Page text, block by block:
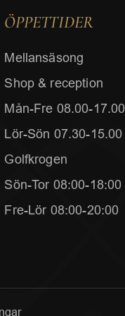
ÖPPETTIDER
Mellansäsong
Shop & reception
Mån-Fre 08.00-17.00
Lör-Sön 07.30-15.00
Golfkrogen
Sön-Tor 08:00-18:00
Fre-Lör 08:00-20:00